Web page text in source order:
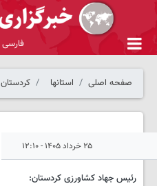
فارسی
صفحه اصلی استانها کردستان
۲۵ خرداد ۱۴۰۵ - ۱۲:۱۰
رئیس جهاد کشاورزی کردستان: